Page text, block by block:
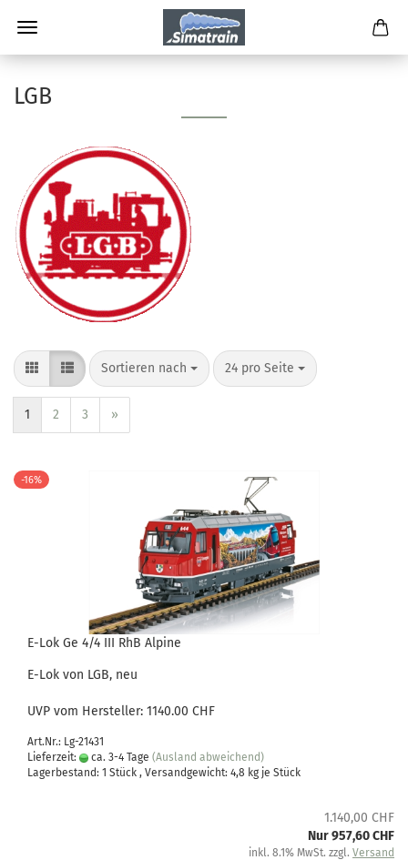
LGB
Sortieren nach 24 pro Seite
1 2 3 »
-16%
E-Lok Ge 4/4 III RhB Alpine
E-Lok von LGB, neu
UVP vom Hersteller: 1140.00 CHF
Art.Nr.: Lg-21431
Lieferzeit:
ca. 3-4 Tage (Ausland abweichend)
Lagerbestand: 1 Stück , Versandgewicht: 4,8 kg je Stück
1.140,00 CHF
Nur 957,60 CHF
inkl. 8.1% MwSt. zzgl. Versand